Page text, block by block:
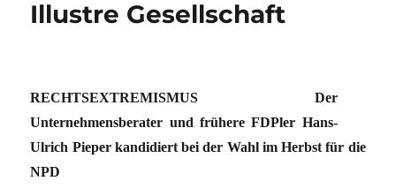
Illustre Gesellschaft
RECHTSEXTREMISMUS Der
Unternehmensberater und frühere FDPler Hans-
Ulrich Pieper kandidiert bei der Wahl im Herbst für die
NPD